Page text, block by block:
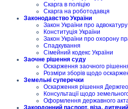
Скарга в поліцію
Скарга на роботодавця
Законодавство України
Закон України про адвокатуру
Конституція України
Закон України про охорону
Спадкування
Сімейний кодекс України
Заочне рішення суду
Оскарження заочного
Розміри зборів щодо
Земельні суперечки
Оскарження рішення
Консультації щодо
Оформлення державного